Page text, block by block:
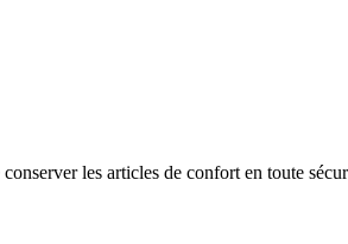
les articles de confort en toute